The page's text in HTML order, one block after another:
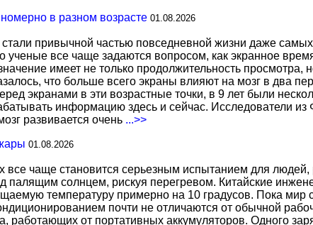
в разном возрасте 01.08.2026
привычной частью повседневной жизни даже
ученые все чаще задаются вопросом, как экранное
имеет не только продолжительность
что больше всего экраны влияют на мозг в два
экранами в эти возрастные точки, в 9 лет были
информацию здесь и сейчас. Исследователи
развивается очень ...>>
01.08.2026
все чаще становится серьезным испытанием для
палящим солнцем, рискуя перегревом. Китайские
температуру примерно на 10 градусов. Пока
почти не отличаются от обычной
работающих от портативных аккумуляторов. Одного